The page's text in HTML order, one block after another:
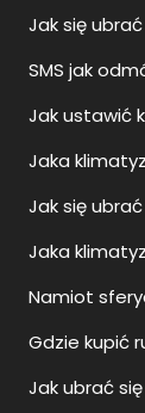
Jak się
SMS jak
Jak ustawić
Jaka
Jak się
Jaka
Namiot
Gdzie kupić
Jak ubrać